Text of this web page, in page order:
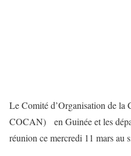
Le Comité d’Organisation de la
COCAN) en Guinée et les
réunion ce mercredi 11 mars au